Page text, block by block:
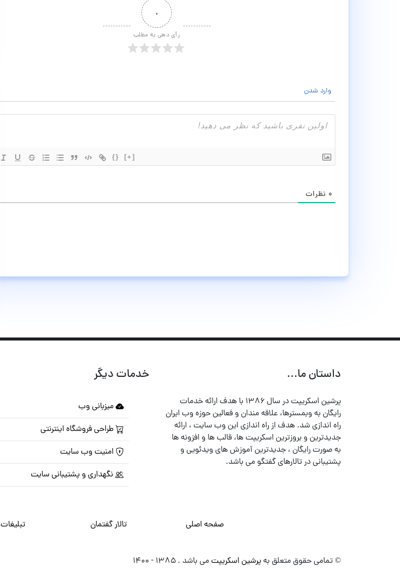
۰
رأی دهی به مطلب
وارد شدن
{} [+]
۰ نظرات
داستان ما...
پرشین اسکریپت در سال ۱۳۸۶ با هدف ارائه خدمات
رایگان به وبمسترها، علاقه مندان و فعالین حوزه وب ایران
راه اندازی شد. هدف از راه اندازی این وب سایت ، ارائه
جدیدترین و بروزترین اسکریپت ها، قالب ها و افزونه ها
به صورت رایگان ، جدیدترین آموزش های ویدئویی و
پشتیبانی در تالارهای گفتگو می باشد.
خدمات دیگر
میزبانی وب
طراحی فروشگاه اینترنتی
امنیت وب سایت
نگهداری و پشتیبانی سایت
صفحه اصلی تالار گفتمان تبلیغات
© تمامی حقوق متعلق بهپرشین اسکریپتمی باشد . ۱۳۸۵ - ۱۴۰۰